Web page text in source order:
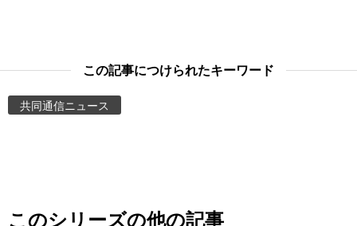
スポーツ・東京2020
Images
この記事につけられたキーワード
共同通信ニュース
このシリーズの他の記事